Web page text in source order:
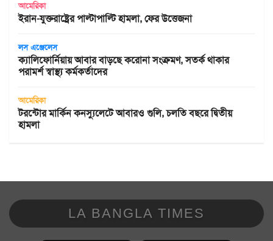
আমেরিকা
ইরান-যুক্তরাষ্ট্রের পাল্টাপাল্টি হামলা, ফের উত্তেজনা
লস এঞ্জেলেস
ক্যালিফোর্নিয়ায় আবার বাড়ছে করোনা সংক্রমণ, সতর্ক থাকার
পরামর্শ স্বাস্থ্য কর্মকর্তাদের
আমেরিকা
টরন্টোর মার্কিন কনস্যুলেটে আবারও গুলি, চলতি বছরে দ্বিতীয়
হামলা
LA BANGLA TIMES